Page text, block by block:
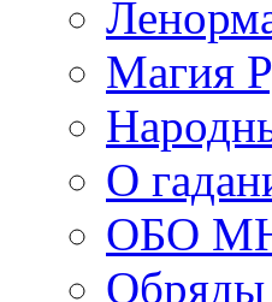
Магия
О
ОБО
Обряды